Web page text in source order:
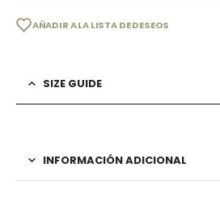
AÑADIR A LA LISTA DE DESEOS
SIZE GUIDE
INFORMACIÓN ADICIONAL